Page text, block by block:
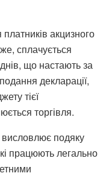
акцизного
сплачується
що настають за
декларації,
тієї
торгівля.
подяку
працюють легально